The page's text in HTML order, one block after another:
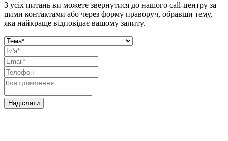
З усіх питань ви можете звернутися до нашого call-центру за
цими контактами або через форму праворуч, обравши тему,
яка найкраще відповідає вашому запиту.
Надіслати